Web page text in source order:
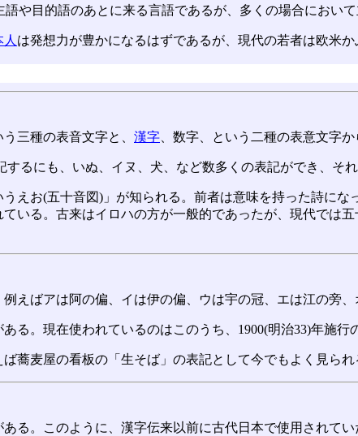
や目的語のあとに来る言語であるが、多くの場合において
人 は発想力が豊かになるはずであるが、現代の若者は欧米
う三種の表音文字と、 漢字 、数字、という二種の表意文字か
るにも、いぬ、イヌ、犬、など数多くの表記ができ、そ
えお(五十音図)」が知られる。前者は意味を持った詩に
いる。古来はイロハの方が一般的であったが、現代では
えばアは阿の偏、イは伊の偏、ウは宇の冠、エは江の旁、
る。現在使われているのはこのうち、1900(明治33)年施
蕎麦屋の看板の「生そば」の表記として今でもよく見られ
る。このように、漢字伝来以前に古代日本で使用されて